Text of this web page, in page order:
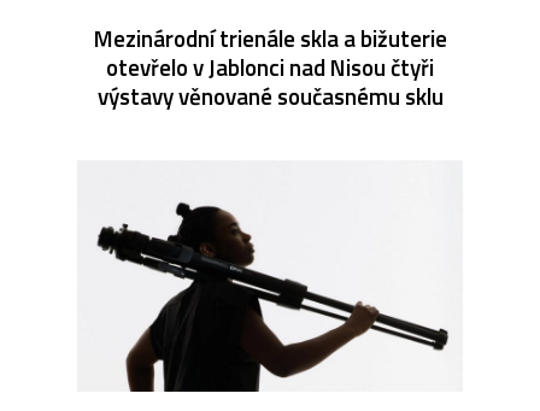
Mezinárodní trienále skla a bižuterie
otevřelo v Jablonci nad Nisou čtyři
výstavy věnované současnému sklu